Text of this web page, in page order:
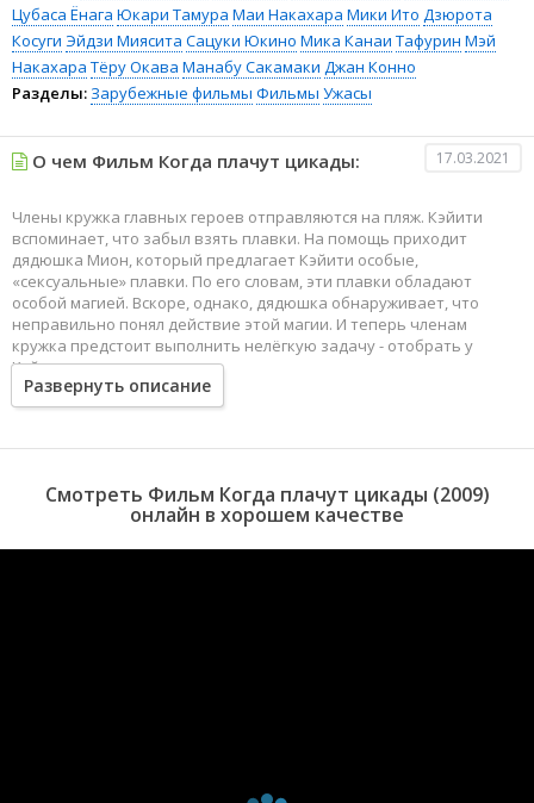
Цубаса Ёнага Юкари Тамура Маи Накахара Мики Ито Дзюрота
Косуги Эйдзи Миясита Сацуки Юкино Мика Канаи Тафурин Мэй
Накахара Тёру Окава Манабу Сакамаки Джан Конно
Разделы: Зарубежные фильмы Фильмы Ужасы
О чем Фильм Когда плачут цикады: 17.03.2021
Члены кружка главных героев отправляются на пляж. Кэйити
вспоминает, что забыл взять плавки. На помощь приходит
дядюшка Мион, который предлагает Кэйити особые,
«сексуальные» плавки. По его словам, эти плавки обладают
особой магией. Вскоре, однако, дядюшка обнаруживает, что
неправильно понял действие этой магии. И теперь членам
кружка предстоит выполнить нелёгкую задачу - отобрать у
Кэйити его плавки...
Развернуть описание
Смотреть Фильм Когда плачут цикады (2009)
онлайн в хорошем качестве